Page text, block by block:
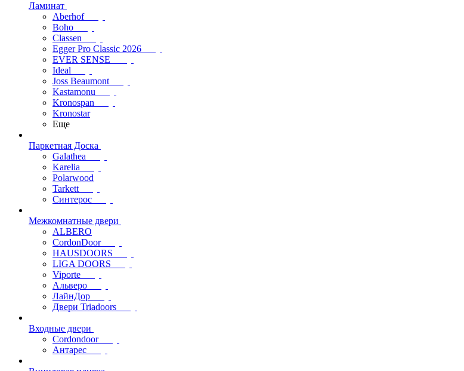
Ламинат
Aberhof
Boho
Classen
Egger Pro Classic 2026
EVER SENSE
Ideal
Joss Beaumont
Kastamonu
Kronospan
Kronostar
Еще
Паркетная Доска
Galathea
Karelia
Polarwood
Tarkett
Синтерос
Межкомнатные двери
ALBERO
CordonDoor
HAUSDOORS
LIGA DOORS
Viporte
Альверо
ЛайнДор
Двери Triadoors
Входные двери
Cordondoor
Антарес